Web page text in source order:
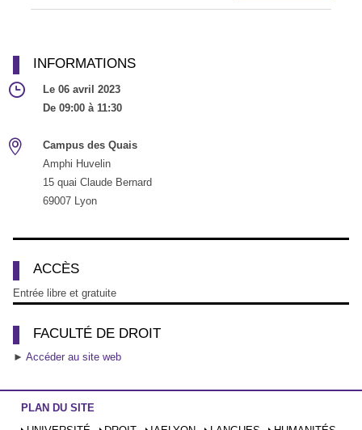
INFORMATIONS
Le 06 avril 2023
De 09:00 à 11:30
Campus des Quais
Amphi Huvelin
15 quai Claude Bernard
69007 Lyon
ACCÈS
Entrée libre et gratuite
FACULTÉ DE DROIT
► Accéder au site web
PLAN DU SITE